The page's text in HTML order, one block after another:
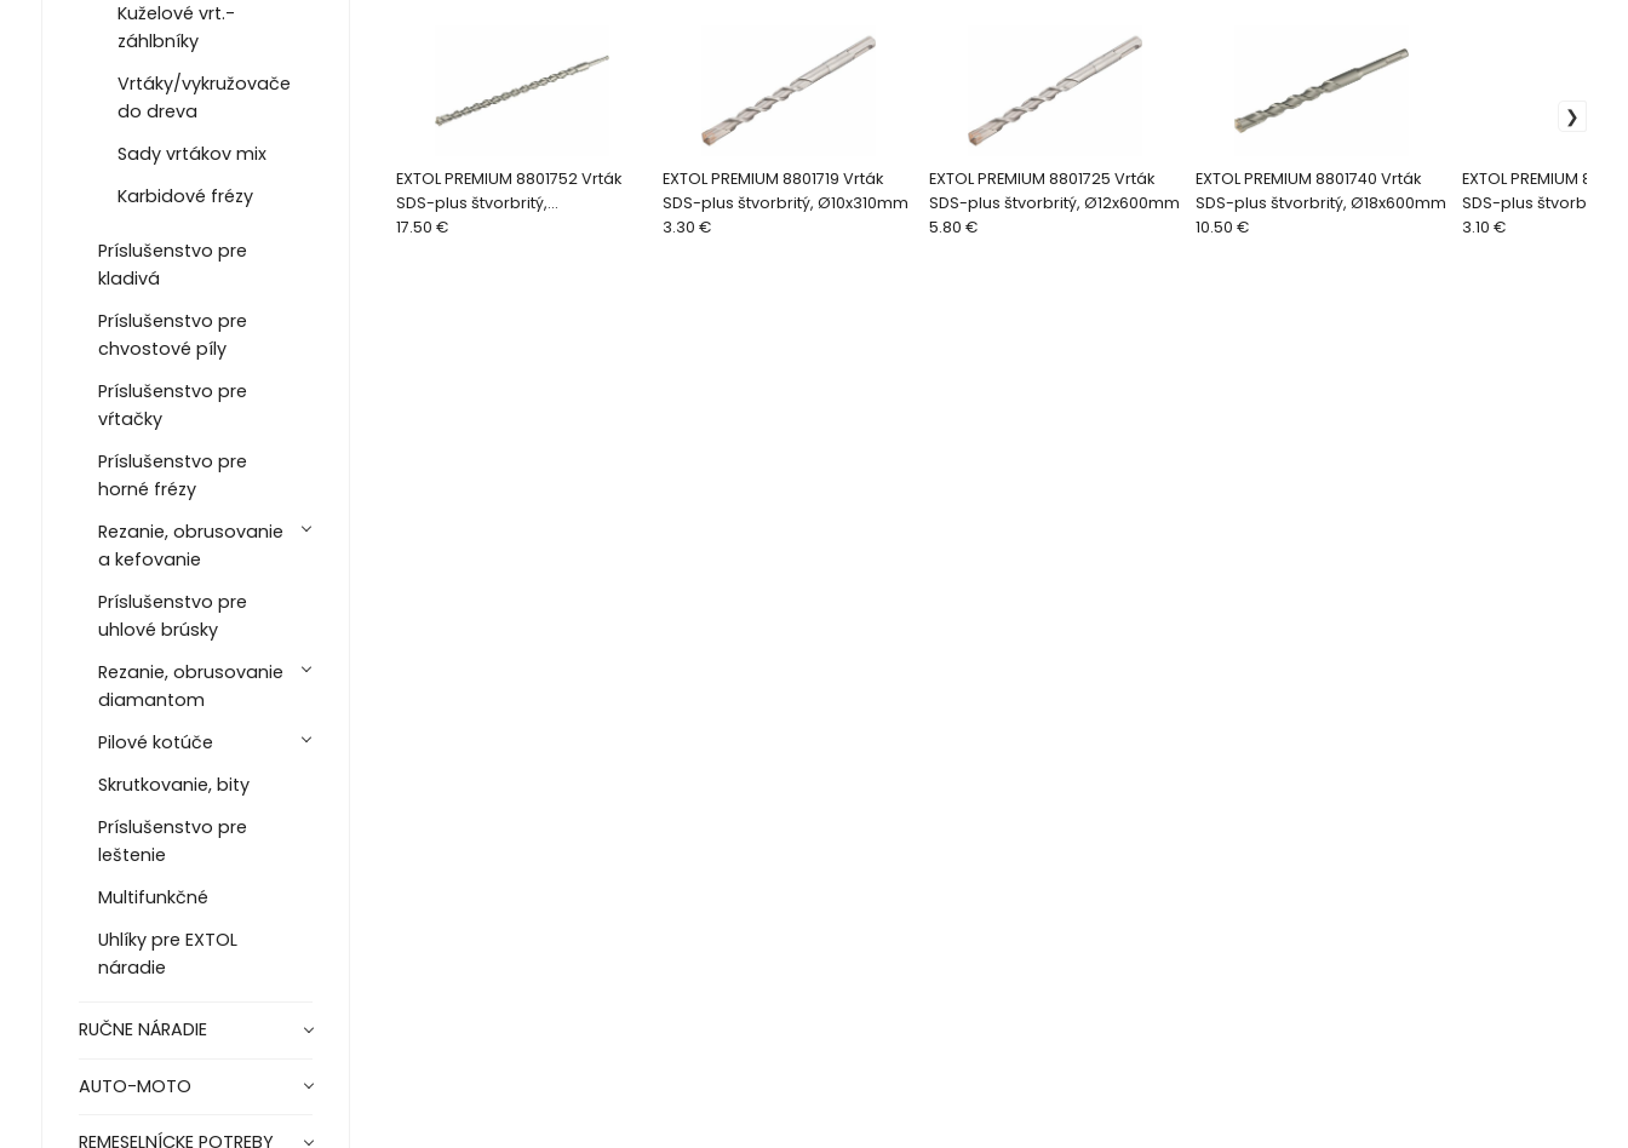
Kuželové vrt.-
záhlbníky
Vrtáky/vykružovače
do dreva
Sady vrtákov mix
Karbidové frézy
Príslušenstvo pre
kladivá
Príslušenstvo pre
chvostové píly
Príslušenstvo pre
vŕtačky
Príslušenstvo pre
horné frézy
Rezanie, obrusovanie
a kefovanie
Príslušenstvo pre
uhlové brúsky
Rezanie, obrusovanie
diamantom
Pilové kotúče
Skrutkovanie, bity
Príslušenstvo pre
leštenie
Multifunkčné
Uhlíky pre EXTOL
náradie
RUČNE NÁRADIE
AUTO-MOTO
REMESELNÍCKE POTREBY
EXTOL PREMIUM 8801752 Vrták
SDS-plus štvorbritý,
Ø26x600mm
17.50 €
EXTOL PREMIUM 8801719 Vrták
SDS-plus štvorbritý, Ø10x310mm
3.30 €
EXTOL PREMIUM 8801725 Vrták
SDS-plus štvorbritý, Ø12x600mm
5.80 €
EXTOL PREMIUM 8801740 Vrták
SDS-plus štvorbritý, Ø18x600mm
10.50 €
EXTOL PREMIUM
SDS-plus štvorbritý,
3.10 €